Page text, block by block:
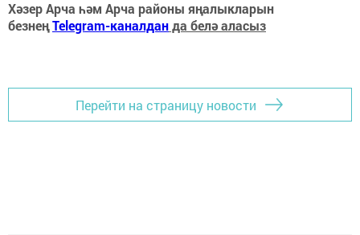
Хәзер Арча һәм Арча районы яңалыкларын
безнеңTelegram-каналданда белә аласыз
Перейти на страницу новости